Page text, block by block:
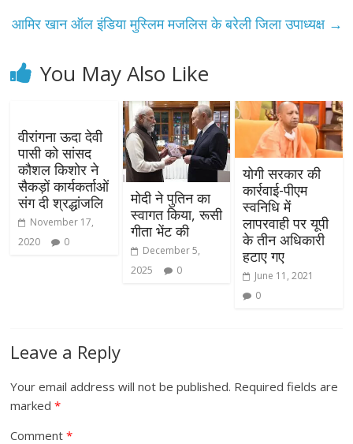
आमिर खान ऑल इंडिया मुस्लिम मजलिस के बरेली जिला उपाध्यक्ष →
You May Also Like
वीरांगना ऊदा देवी
पासी को सांसद
कौशल किशोर ने
सैकड़ों कार्यकर्ताओं
संग दी श्रद्धांजलि
November 17,
2020
0
मोदी ने पुतिन का
स्वागत किया, रूसी
गीता भेंट की
December 5,
2025
0
योगी सरकार की
कार्रवाई-पीएम
स्वनिधि में
लापरवाही पर यूपी
के तीन अधिकारी
हटाए गए
June 11, 2021
0
Leave a Reply
Your email address will not be published. Required fields are
marked*
Comment*